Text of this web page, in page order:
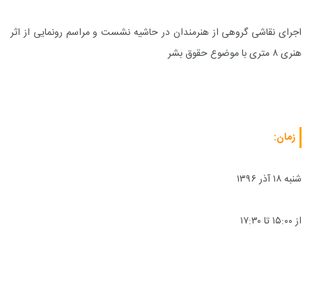
اجرای نقاشی گروهی از هنرمندان در حاشیه نشست و مراسم رونمایی از اثر
هنری ۸ متری با موضوع حقوق بشر
زمان:
شنبه ۱۸ آذر ۱۳۹۶
از ۱۵:۰۰ تا ۱۷:۳۰